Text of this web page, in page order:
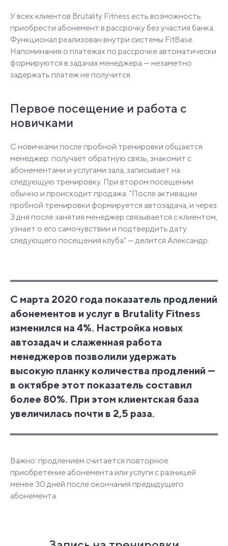
У всех клиентов Brutality Fitness есть возможность
приобрести абонемент в рассрочку без участия банка.
Функционал реализован внутри системы FitBase.
Напоминания о платежах по рассрочке автоматически
формируются в задачах менеджера — незаметно
задержать платеж не получится.
Первое посещение и работа с
новичками
С новичками после пробной тренировки общается
менеджер: получает обратную связь, знакомит с
абонементами и услугами зала, записывает на
следующую тренировку. При втором посещении
обычно и происходит продажа. "После активации
пробной тренировки формируется автозадача, и через
3 дня после занятия менеджер связывается с клиентом,
узнает о его самочувствии и подтвердить дату
следующего посещения клуба" — делится Александр.
C марта 2020 года показатель продлений
абонементов и услуг в Brutality Fitness
изменился на 4%. Настройка новых
автозадач и слаженная работа
менеджеров позволили удержать
высокую планку количества продлений —
в октябре этот показатель составил
более 80%. При этом клиентская база
увеличилась почти в 2,5 раза.
Важно: продлением считается повторное
приобретение абонемента или услуги с разницей
менее 30 дней после окончания предыдущего
абонемента.